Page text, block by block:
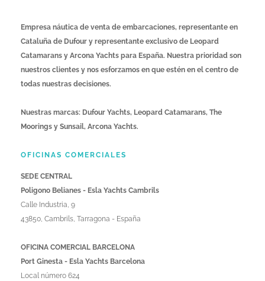
Empresa náutica de venta de embarcaciones, representante en
Cataluña de Dufour y representante exclusivo de Leopard
Catamarans y Arcona Yachts para España. Nuestra prioridad son
nuestros clientes y nos esforzamos en que estén en el centro de
todas nuestras decisiones.
Nuestras marcas: Dufour Yachts, Leopard Catamarans, The
Moorings y Sunsail, Arcona Yachts.
OFICINAS COMERCIALES
SEDE CENTRAL
Poligono Belianes - Esla Yachts Cambrils
Calle Industria, 9
43850, Cambrils, Tarragona - España
OFICINA COMERCIAL BARCELONA
Port Ginesta - Esla Yachts Barcelona
Local número 624